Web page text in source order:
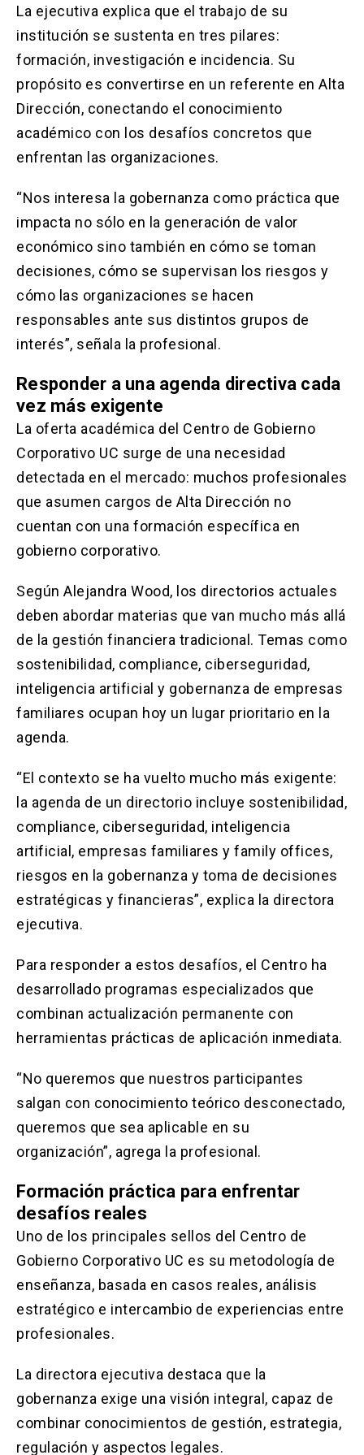
La ejecutiva explica que el trabajo de su
institución se sustenta en tres pilares:
formación, investigación e incidencia. Su
propósito es convertirse en un referente en Alta
Dirección, conectando el conocimiento
académico con los desafíos concretos que
enfrentan las organizaciones.
“Nos interesa la gobernanza como práctica que
impacta no sólo en la generación de valor
económico sino también en cómo se toman
decisiones, cómo se supervisan los riesgos y
cómo las organizaciones se hacen
responsables ante sus distintos grupos de
interés”, señala la profesional.
Responder a una agenda directiva cada
vez más exigente
La oferta académica del Centro de Gobierno
Corporativo UC surge de una necesidad
detectada en el mercado: muchos profesionales
que asumen cargos de Alta Dirección no
cuentan con una formación específica en
gobierno corporativo.
Según Alejandra Wood, los directorios actuales
deben abordar materias que van mucho más allá
de la gestión financiera tradicional. Temas como
sostenibilidad, compliance, ciberseguridad,
inteligencia artificial y gobernanza de empresas
familiares ocupan hoy un lugar prioritario en la
agenda.
“El contexto se ha vuelto mucho más exigente:
la agenda de un directorio incluye sostenibilidad,
compliance, ciberseguridad, inteligencia
artificial, empresas familiares y family offices,
riesgos en la gobernanza y toma de decisiones
estratégicas y financieras”, explica la directora
ejecutiva.
Para responder a estos desafíos, el Centro ha
desarrollado programas especializados que
combinan actualización permanente con
herramientas prácticas de aplicación inmediata.
“No queremos que nuestros participantes
salgan con conocimiento teórico desconectado,
queremos que sea aplicable en su
organización”, agrega la profesional.
Formación práctica para enfrentar
desafíos reales
Uno de los principales sellos del Centro de
Gobierno Corporativo UC es su metodología de
enseñanza, basada en casos reales, análisis
estratégico e intercambio de experiencias entre
profesionales.
La directora ejecutiva destaca que la
gobernanza exige una visión integral, capaz de
combinar conocimientos de gestión, estrategia,
regulación y aspectos legales.